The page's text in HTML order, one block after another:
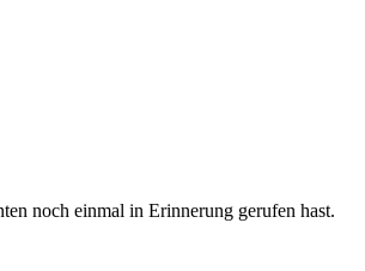
noch einmal in Erinnerung gerufen hast.